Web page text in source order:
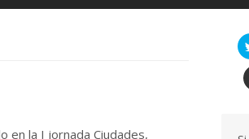
en la I jornada Ciudades,